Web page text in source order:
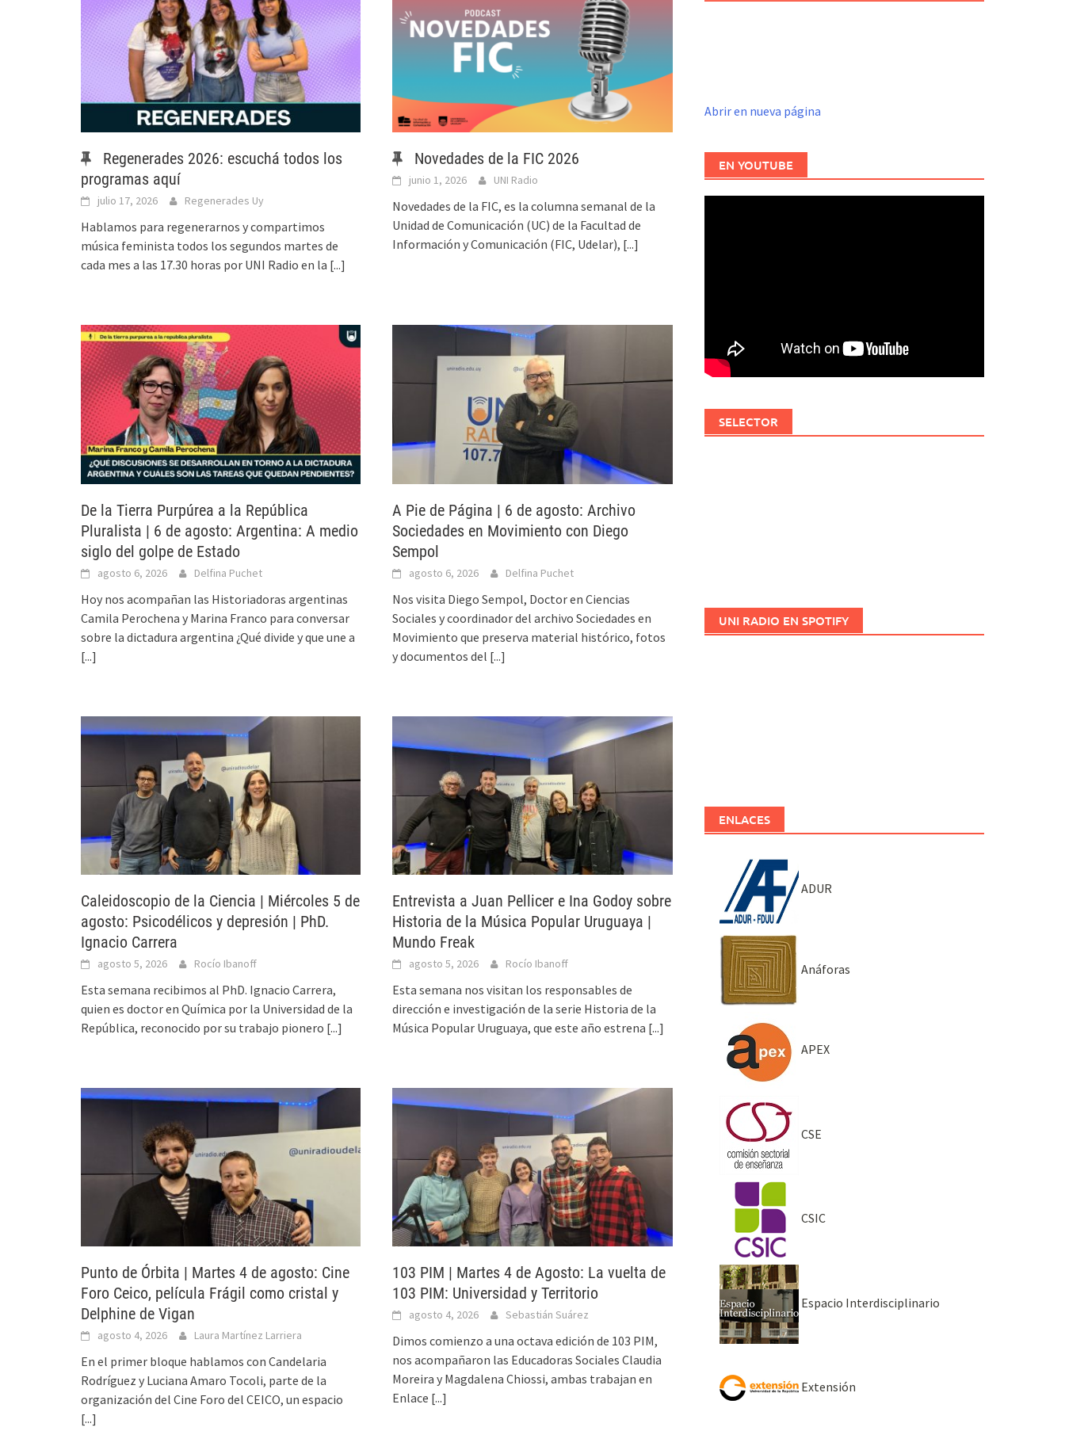
Regenerades 2026: escuchá todos los
programas aquí
julio 17, 2026 Regenerades Uy
Hablamos para regenerarnos y compartimos
música feminista todos los segundos martes de
cada mes a las 17.30 horas por UNI Radio en la [...]
Novedades de la FIC 2026
junio 1, 2026 UNI Radio
Novedades de la FIC, es la columna semanal de la
Unidad de Comunicación (UC) de la Facultad de
Información y Comunicación (FIC, Udelar), [...]
De la Tierra Purpúrea a la República
Pluralista | 6 de agosto: Argentina: A medio
siglo del golpe de Estado
agosto 6, 2026 Delfina Puchet
Hoy nos acompañan las Historiadoras argentinas
Camila Perochena y Marina Franco para conversar
sobre la dictadura argentina ¿Qué divide y que une a
[...]
A Pie de Página | 6 de agosto: Archivo
Sociedades en Movimiento con Diego
Sempol
agosto 6, 2026 Delfina Puchet
Nos visita Diego Sempol, Doctor en Ciencias
Sociales y coordinador del archivo Sociedades en
Movimiento que preserva material histórico, fotos
y documentos del [...]
Caleidoscopio de la Ciencia | Miércoles 5 de
agosto: Psicodélicos y depresión | PhD.
Ignacio Carrera
agosto 5, 2026 Rocío Ibanoff
Esta semana recibimos al PhD. Ignacio Carrera,
quien es doctor en Química por la Universidad de la
República, reconocido por su trabajo pionero [...]
Entrevista a Juan Pellicer e Ina Godoy sobre
Historia de la Música Popular Uruguaya |
Mundo Freak
agosto 5, 2026 Rocío Ibanoff
Esta semana nos visitan los responsables de
dirección e investigación de la serie Historia de la
Música Popular Uruguaya, que este año estrena [...]
Punto de Órbita | Martes 4 de agosto: Cine
Foro Ceico, película Frágil como cristal y
Delphine de Vigan
agosto 4, 2026 Laura Martínez Larriera
En el primer bloque hablamos con Candelaria
Rodríguez y Luciana Amaro Tocoli, parte de la
organización del Cine Foro del CEICO, un espacio
[...]
103 PIM | Martes 4 de Agosto: La vuelta de
103 PIM: Universidad y Territorio
agosto 4, 2026 Sebastián Suárez
Dimos comienzo a una octava edición de 103 PIM,
nos acompañaron las Educadoras Sociales Claudia
Moreira y Magdalena Chiossi, ambas trabajan en
Enlace [...]
Abrir en nueva página
EN YOUTUBE
SELECTOR
UNI RADIO EN SPOTIFY
ENLACES
ADUR
Anáforas
APEX
CSE
CSIC
Espacio Interdisciplinario
Extensión